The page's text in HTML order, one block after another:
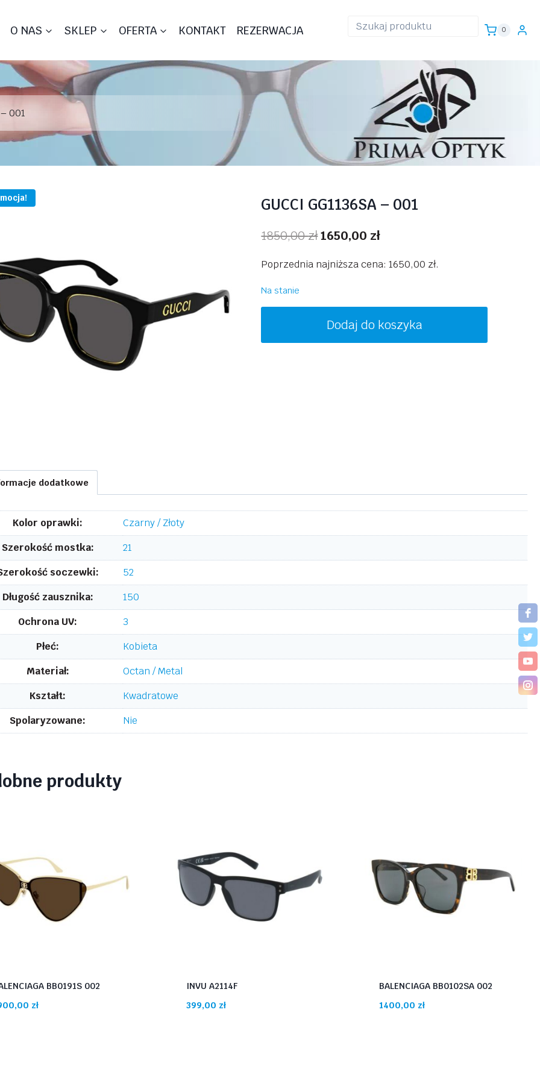
O NAS SKLEP OFERTA KONTAKT REZERWACJA 0
001
GUCCI GG1136SA – 001
1850,00złPierwotna
wynosiła:
1650,00 złAktualna
wynosi:
Poprzednia najniższa cena:1650,00 zł.
Na stanie
GG1136SA
Dodaj do koszyka
dodatkowe
Kolor oprawki:
Czarny / Złoty
Szerokość mostka:
21
soczewki:
52
Długość zausznika:
150
Ochrona UV:
3
Płeć:
Kobieta
Materiał:
Octan / Metal
Kształt:
Kwadratowe
Spolaryzowane:
Nie
produkty
BB0191S 002
zł
INVU A2114F
399,00 zł
BALENCIAGA BB0102SA 002
1400,00 zł